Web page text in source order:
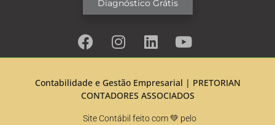
Diagnóstico Grátis
Contabilidade e Gestão Empresarial | PRETORIAN
CONTADORES ASSOCIADOS
Site Contábil feito com 💚 pelo